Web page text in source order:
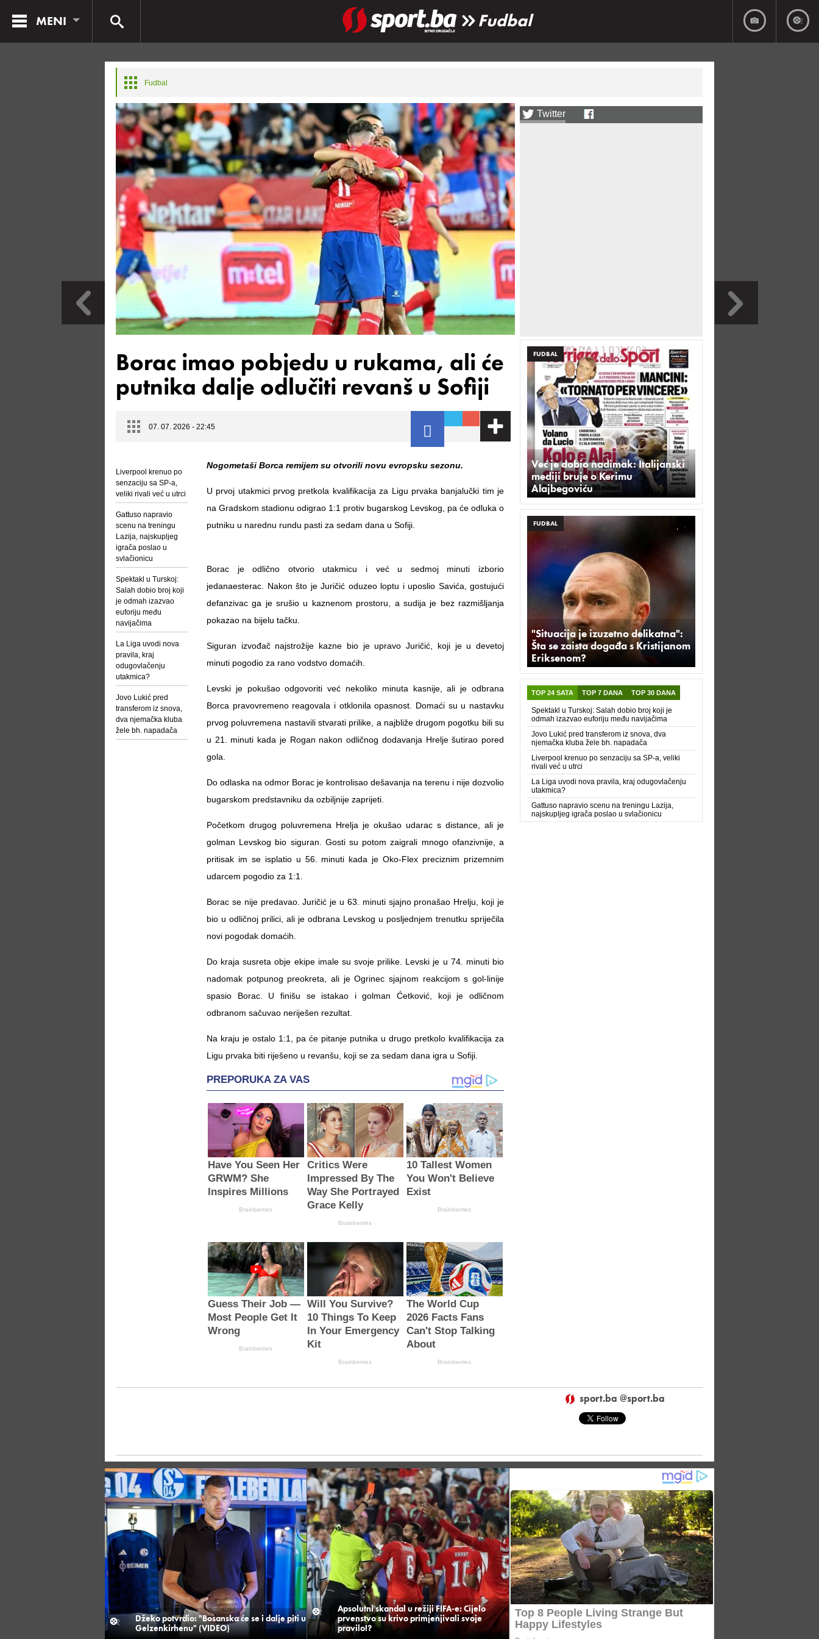
MENI Fudbal
Fudbal
Borac imao pobjedu u rukama, ali će
putnika dalje odlučiti revanš u Sofiji
07. 07. 2026 - 22:45
Liverpool krenuo po
senzaciju sa SP-a,
veliki rivali već u utrci
Gattuso napravio
scenu na treningu
Lazija, najskupljeg
igrača poslao u
svlačionicu
Spektakl u Turskoj:
Salah dobio broj koji
je odmah izazvao
euforiju među
navijačima
La Liga uvodi nova
pravila, kraj
odugovlačenju
utakmica?
Jovo Lukić pred
transferom iz snova,
dva njemačka kluba
žele bh. napadača
Nogometaši Borca remijem su otvorili novu evropsku sezonu.
U prvoj utakmici prvog pretkola kvalifikacija za Ligu prvaka banjalučki tim je
na Gradskom stadionu odigrao 1:1 protiv bugarskog Levskog, pa će odluka o
putniku u narednu rundu pasti za sedam dana u Sofiji.
Borac je odlično otvorio utakmicu i već u sedmoj minuti izborio
jedanaesterac. Nakon što je Juričić oduzeo loptu i uposlio Savića, gostujući
defanzivac ga je srušio u kaznenom prostoru, a sudija je bez razmišljanja
pokazao na bijelu tačku.
Siguran izvođač najstrožije kazne bio je upravo Juričić, koji je u devetoj
minuti pogodio za rano vodstvo domaćih.
Levski je pokušao odgovoriti već nekoliko minuta kasnije, ali je odbrana
Borca pravovremeno reagovala i otklonila opasnost. Domaći su u nastavku
prvog poluvremena nastavili stvarati prilike, a najbliže drugom pogotku bili su
u 21. minuti kada je Rogan nakon odličnog dodavanja Hrelje šutirao pored
gola.
Do odlaska na odmor Borac je kontrolisao dešavanja na terenu i nije dozvolio
bugarskom predstavniku da ozbiljnije zaprijeti.
Početkom drugog poluvremena Hrelja je okušao udarac s distance, ali je
golman Levskog bio siguran. Gosti su potom zaigrali mnogo ofanzivnije, a
pritisak im se isplatio u 56. minuti kada je Oko-Flex preciznim prizemnim
udarcem pogodio za 1:1.
Borac se nije predavao. Juričić je u 63. minuti sjajno pronašao Hrelju, koji je
bio u odličnoj prilici, ali je odbrana Levskog u posljednjem trenutku spriječila
novi pogodak domaćih.
Do kraja susreta obje ekipe imale su svoje prilike. Levski je u 74. minuti bio
nadomak potpunog preokreta, ali je Ogrinec sjajnom reakcijom s gol-linije
spasio Borac. U finišu se istakao i golman Ćetković, koji je odličnom
odbranom sačuvao neriješen rezultat.
Na kraju je ostalo 1:1, pa će pitanje putnika u drugo pretkolo kvalifikacija za
Ligu prvaka biti riješeno u revanšu, koji se za sedam dana igra u Sofiji.
Twitter
FUDBAL
Već je dobio nadimak: Italijanski
mediji bruje o Kerimu
Alajbegoviću
FUDBAL
"Situacija je izuzetno delikatna":
Šta se zaista događa s Kristijanom
Eriksenom?
TOP 24 SATA TOP 7 DANA TOP 30 DANA
Spektakl u Turskoj: Salah dobio broj koji je
odmah izazvao euforiju među navijačima
Jovo Lukić pred transferom iz snova, dva
njemačka kluba žele bh. napadača
Liverpool krenuo po senzaciju sa SP-a, veliki
rivali već u utrci
La Liga uvodi nova pravila, kraj odugovlačenju
utakmica?
Gattuso napravio scenu na treningu Lazija,
najskupljeg igrača poslao u svlačionicu
sport.ba @sport.ba
Džeko potvrdio: "Bosanska će se i dalje piti u
Gelzenkirhenu" (VIDEO)
Apsolutni skandal u režiji FIFA-e: Cijelo
prvenstvo su krivo primjenjivali svoje
pravilo!?